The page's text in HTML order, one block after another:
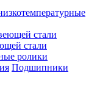
стали
ролики
Подшипники